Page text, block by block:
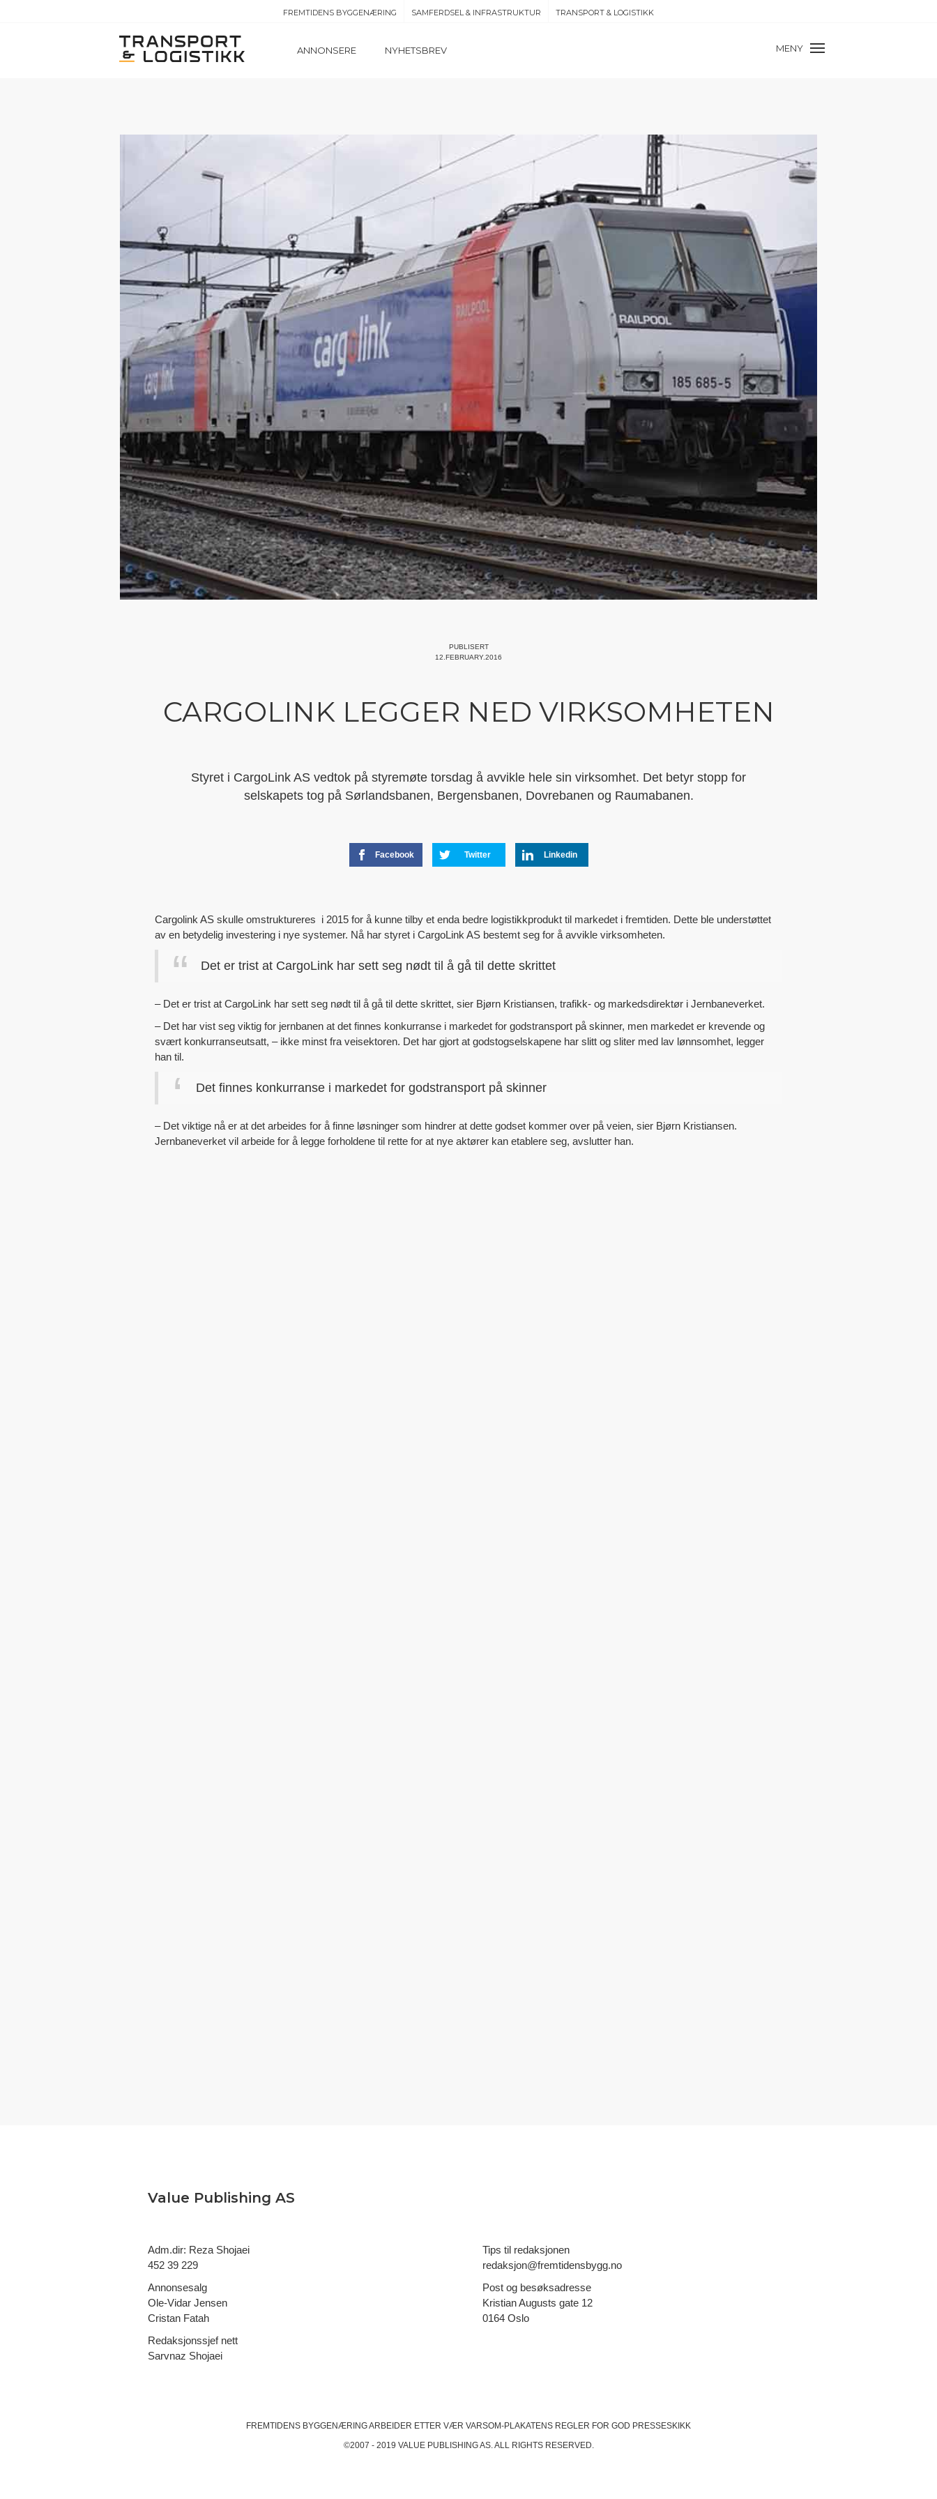
FREMTIDENS BYGGENÆRING SAMFERDSEL & INFRASTRUKTUR TRANSPORT & LOGISTIKK
ANNONSERE NYHETSBREV MENY
PUBLISERT
12.FEBRUARY.2016
CARGOLINK LEGGER NED VIRKSOMHETEN
Styret i CargoLink AS vedtok på styremøte torsdag å avvikle hele sin virksomhet. Det betyr stopp for
selskapets tog på Sørlandsbanen, Bergensbanen, Dovrebanen og Raumabanen.
Facebook Twitter Linkedin
Cargolink AS skulle omstruktureres i 2015 for å kunne tilby et enda bedre logistikkprodukt til markedet i fremtiden. Dette ble understøttet
av en betydelig investering i nye systemer. Nå har styret i CargoLink AS bestemt seg for å avvikle virksomheten.
Det er trist at CargoLink har sett seg nødt til å gå til dette skrittet
– Det er trist at CargoLink har sett seg nødt til å gå til dette skrittet, sier Bjørn Kristiansen, trafikk- og markedsdirektør i Jernbaneverket.
– Det har vist seg viktig for jernbanen at det finnes konkurranse i markedet for godstransport på skinner, men markedet er krevende og
svært konkurranseutsatt, – ikke minst fra veisektoren. Det har gjort at godstogselskapene har slitt og sliter med lav lønnsomhet, legger
han til.
Det finnes konkurranse i markedet for godstransport på skinner
– Det viktige nå er at det arbeides for å finne løsninger som hindrer at dette godset kommer over på veien, sier Bjørn Kristiansen.
Jernbaneverket vil arbeide for å legge forholdene til rette for at nye aktører kan etablere seg, avslutter han.
Value Publishing AS
Adm.dir: Reza Shojaei
452 39 229
Annonsesalg
Ole-Vidar Jensen
Cristan Fatah
Redaksjonssjef nett
Sarvnaz Shojaei
Tips til redaksjonen
redaksjon@fremtidensbygg.no
Post og besøksadresse
Kristian Augusts gate 12
0164 Oslo
FREMTIDENS BYGGENÆRING ARBEIDER ETTER VÆR VARSOM-PLAKATENS REGLER FOR GOD PRESSESKIKK
©2007 - 2019 VALUE PUBLISHING AS. ALL RIGHTS RESERVED.